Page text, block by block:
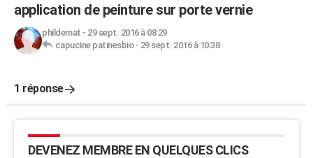
application de peinture sur porte vernie
phildemat - 29 sept. 2016 à 08:29
capucine patinesbio- 29 sept. 2016 à 10:38
1 réponse
DEVENEZ MEMBRE EN QUELQUES CLICS